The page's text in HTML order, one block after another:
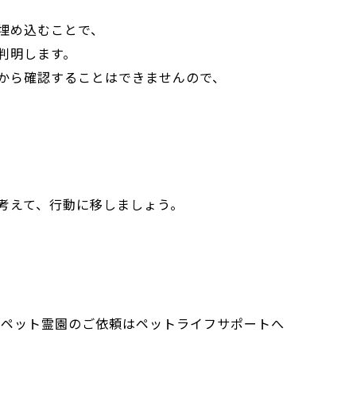
込むことで、
します。
確認することはできませんので、
て、行動に移しましょう。
ット霊園のご依頼はペットライフサポートへ